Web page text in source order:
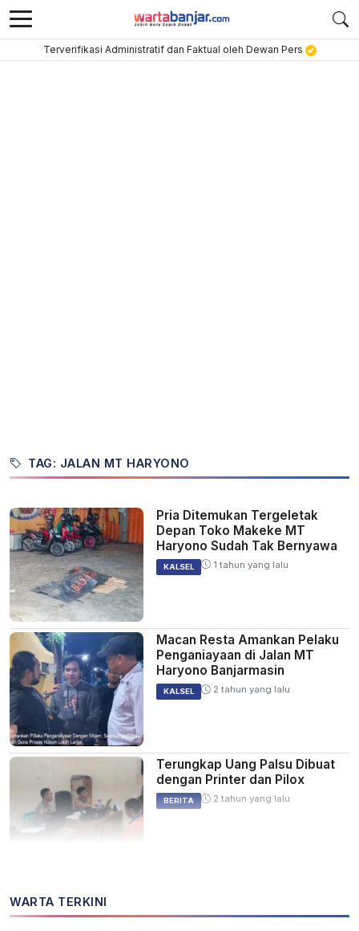
Terverifikasi Administratif dan Faktual oleh Dewan Pers
TAG: JALAN MT HARYONO
Pria Ditemukan Tergeletak
Depan Toko Makeke MT
Haryono Sudah Tak Bernyawa
KALSEL 1 tahun yang lalu
Macan Resta Amankan Pelaku
Penganiayaan di Jalan MT
Haryono Banjarmasin
KALSEL 2 tahun yang lalu
Terungkap Uang Palsu Dibuat
dengan Printer dan Pilox
BERITA 2 tahun yang lalu
WARTA TERKINI